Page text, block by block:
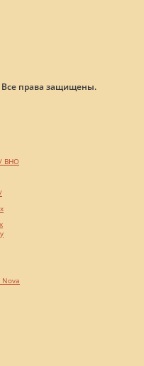
Все права защищены.
ВНО